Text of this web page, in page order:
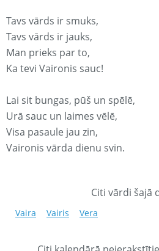
Tavs vārds ir smuks,
Tavs vārds ir jauks,
Man prieks par to,
Ka tevi Vaironis sauc!
Lai sit bungas, pūš un spēlē,
Urā sauc un laimes vēlē,
Visa pasaule jau zin,
Vaironis vārda dienu svin.
Citi vārdi šajā
Vaira Vairis Vera